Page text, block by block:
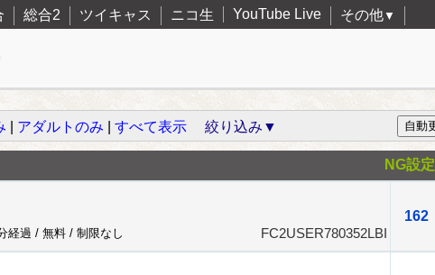
総合2 ツイキャス ニコ生 YouTube Live その他▼
アダルトのみ すべて表示 絞り込み▼
NG設定
162
経過 / 無料 / 制限なし FC2USER780352LBI